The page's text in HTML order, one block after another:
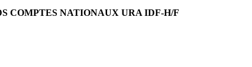
COMPTES NATIONAUX URA IDF-H/F